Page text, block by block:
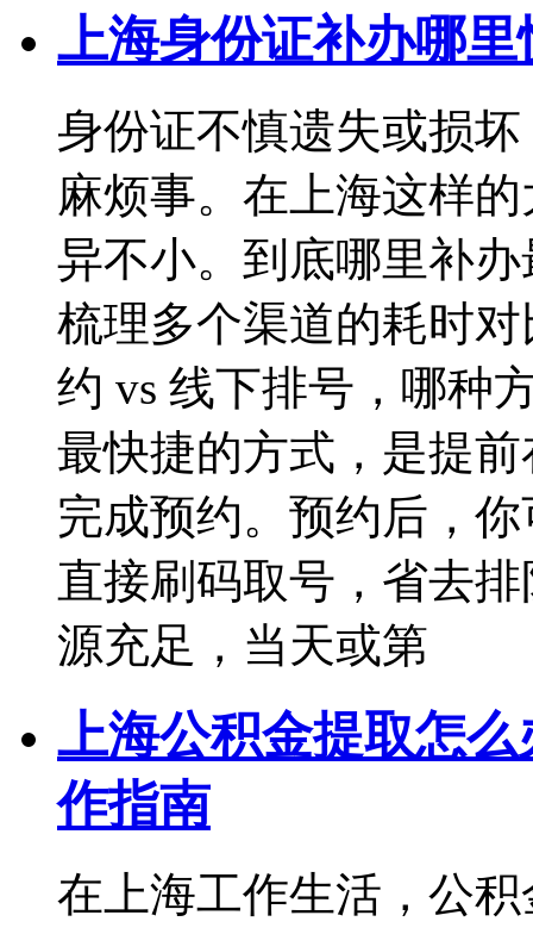
上海身份证补办哪
身份证不慎遗失或损
麻烦事。在上海这样
异不小。到底哪里补
梳理多个渠道的耗时
约 vs 线下排号，哪种
最快捷的方式，是提
完成预约。预约后，
直接刷码取号，省去
源充足，当天或第
上海公积金提取怎
作指南
在上海工作生活，公